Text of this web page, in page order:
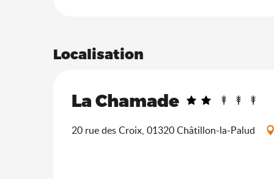
Localisation
La Chamade
20 rue des Croix, 01320 Châtillon-la-Palud